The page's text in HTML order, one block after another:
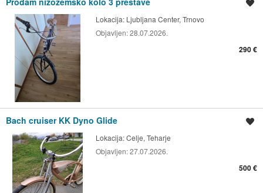
Lokacija: Ljubljana Center, Trnovo
Objavljen:28.07.2026.
290 €
Bach cruiser KK Dyno Glide
Lokacija:Celje, Teharje
Objavljen:27.07.2026.
500 €